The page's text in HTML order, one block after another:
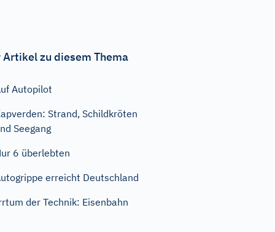
Artikel zu diesem Thema
Autopilot
Strand, Schildkröten
Seegang
6 überlebten
erreicht Deutschland
der Technik: Eisenbahn